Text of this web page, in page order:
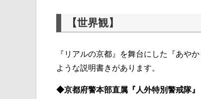
【世界観】
『リアルの京都』を舞台にした『あや
ような説明書きがあります。
◆京都府警本部直属『人外特別警戒隊』